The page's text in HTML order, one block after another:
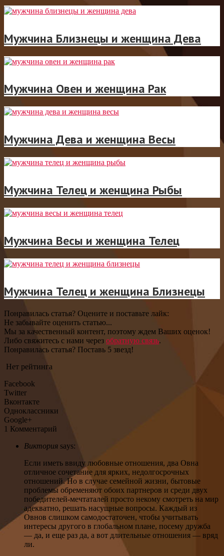
Мужчина Близнецы и женщина Дева
Мужчина Овен и женщина Рак
Мужчина Дева и женщина Весы
Мужчина Телец и женщина Рыбы
Мужчина Весы и женщина Телец
Мужчина Телец и женщина Близнецы
Понравилась статья? Оцените и поставьте лайк:
Не забывайте оценить статью...
Мы за качественный контент, поэтому ждем Ваших оценок!
Либо свяжитесь с нами через обратную связь.
Понравилась статья? Поставь 5 звезд!
Нет рейтинга
Facebook
Twitter
Вконтакте
Одноклассники
Google+
1 Комментарий
Виктория says:
Если иметь ввиду любовные отношения, два Овна
отличное сочетание для ярких, недолгосрочных
отношений. Но в случае семейной жизни, бытовые
проблемы обременяют обоих партнеров и среди двух
победителей-мечтаталей просто некому смотреть на мир
адекватно, решать насущные вопросы. Каждый из
Овнов слишком самодостаточен, чтобы учитывать
интересы другого в глобальном плане, посему дружба
— да, и еще раз да, а вот длительные отношения — вряд
ли.